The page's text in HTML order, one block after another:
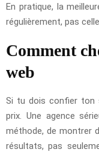
En pratique, la
régulièrement, pas
Comment
web
Si tu dois confier ton
prix. Une agence
méthode, de montrer
résultats, pas